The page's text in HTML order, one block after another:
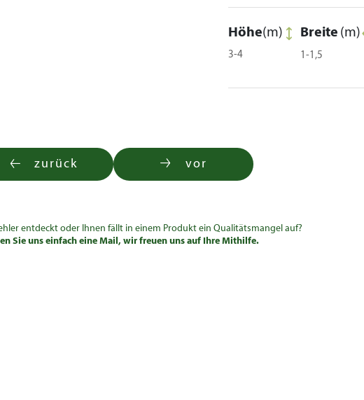
Höhe(m)
3-4
Breite (m)
1-1,5
zurück vor
entdeckt oder Ihnen fällt in einem Produkt ein Qualitätsmangel auf?
Sie uns einfach eine Mail, wir freuen uns auf Ihre Mithilfe.